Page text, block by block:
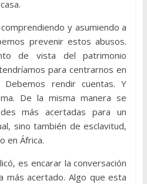
y asumiendo a
prevenir estos abusos.
de vista del patrimonio
para centrarnos en
Debemos rendir cuentas. Y
De la misma manera se
más acertadas para un
sino también de esclavitud,
en África.
es encarar la conversación
más acertado. Algo que esta